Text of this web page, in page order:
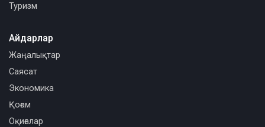
Туризм
Айдарлар
Жаңалықтар
Саясат
Экономика
Қоғам
Оқиғалар